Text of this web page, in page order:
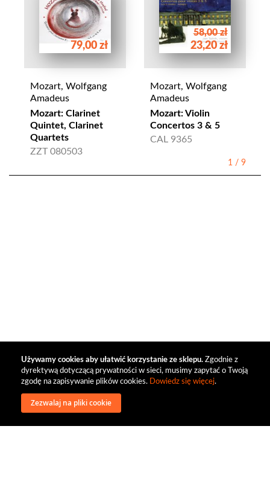
Używamy cookies aby ułatwić korzystanie ze sklepu. Zgodnie z
dyrektywą dotyczącą prywatności w sieci, musimy zapytać o Twoją
zgodę na zapisywanie plików cookies. Dowiedz się więcej.
Zezwalaj na pliki cookie
79,00 zł
Mozart, Wolfgang
Amadeus
Mozart: Clarinet
Quintet, Clarinet
Quartets
ZZT 080503
58,00 zł
23,20 zł
Mozart, Wolfgang
Amadeus
Mozart: Violin
Concertos 3 & 5
CAL 9365
1 / 9